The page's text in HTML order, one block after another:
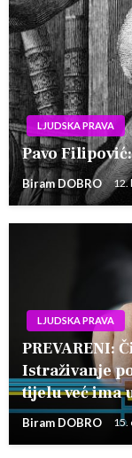
LJUDSKA PRAVA
Pavo
Biram DOBRO 12.
LJUDSKA PRAVA
PREVARENI:
Istraživanje
tijelu već ima
Biram DOBRO 15.